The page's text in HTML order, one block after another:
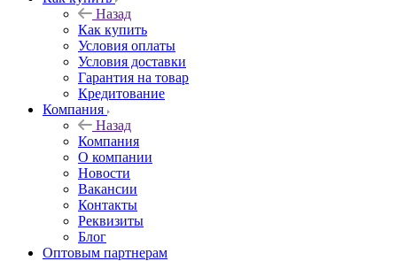
Назад
Как купить
Условия оплаты
Условия доставки
Гарантия на товар
Кредитование
Компания
Назад
Компания
О компании
Новости
Вакансии
Контакты
Реквизиты
Блог
Оптовым партнерам